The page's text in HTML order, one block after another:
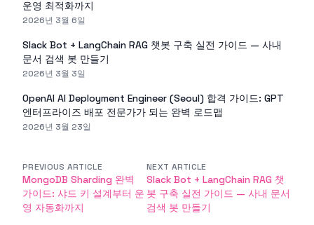
운영 최적화까지
2026년 3월 6일
Slack Bot + LangChain RAG 챗봇 구축 실전 가이드 — 사내
문서 검색 봇 만들기
2026년 3월 3일
OpenAI AI Deployment Engineer (Seoul) 합격 가이드: GPT
엔터프라이즈 배포 전문가가 되는 완벽 로드맵
2026년 3월 23일
PREVIOUS ARTICLE
MongoDB Sharding 완벽
가이드: 샤드 키 설계부터 운
영 자동화까지
NEXT ARTICLE
Slack Bot + LangChain RAG 챗
봇 구축 실전 가이드 — 사내 문서
검색 봇 만들기